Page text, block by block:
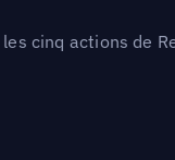
cinq actions de